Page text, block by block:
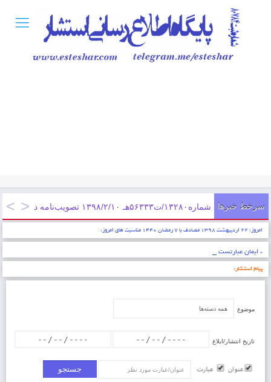
سرخط خبرها شماره۱۳۲۸۰/ت۵۶۳۳۳هـ ۱۳۹۸/۲/۱۰ تصویب‌نامه در خصوص تعیین کمک هزینه مسکن کارگران مشمول قانون کار از ابتدای فروردین سال ۱۳۹۸
امروز: ۲۲ اردیبهشت ۱۳۹۸ مصادف با ۷ رمضان ۱۴۴۰ مناسبت های امروز:
* ایمان عبارتست از شناخت قلبی اقرار کردن به زبان عمل کردن به اعضاء . پیامبر اکرم (ص)
پیام استشار:
موضوع
تاریخ انتشار/ابلاغ